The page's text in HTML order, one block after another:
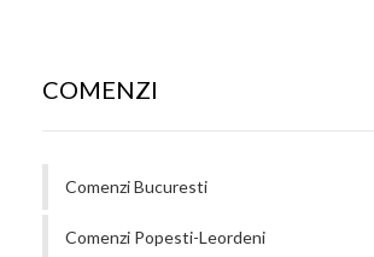
COMENZI
Comenzi Bucuresti
Comenzi Popesti-Leordeni